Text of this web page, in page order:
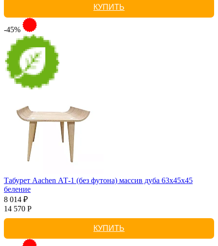
КУПИТЬ
-45%
Табурет Aachen АТ-1 (без футона) массив дуба 63х45х45
беление
8 014 ₽
14 570 Р
КУПИТЬ